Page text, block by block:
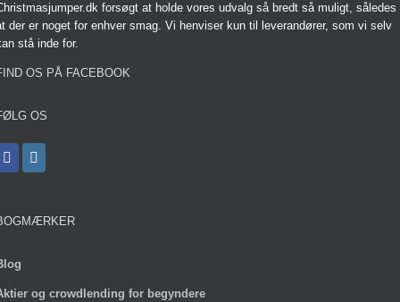
forsøgt at holde vores udvalg så bredt så muligt, således
der er noget for enhver smag. Vi henviser kun til leverandører, som vi selv
stå inde for.
OS PÅ FACEBOOK
OS
og crowdlending for begyndere